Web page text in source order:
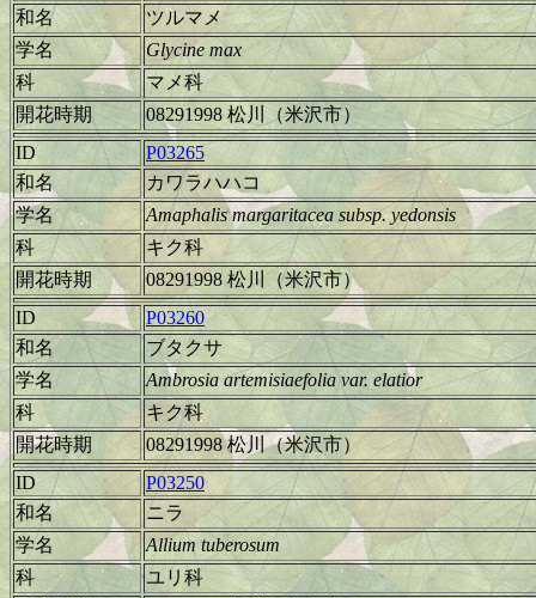
和名
ツルマメ
学名
Glycine max
科
マメ科
開花時期
08291998 松川（米沢市）
ID
P03265
和名
カワラハハコ
学名
Amaphalis margaritacea subsp. yedonsis
科
キク科
開花時期
08291998 松川（米沢市）
ID
P03260
和名
ブタクサ
学名
Ambrosia artemisiaefolia var. elatior
科
キク科
開花時期
08291998 松川（米沢市）
ID
P03250
和名
ニラ
学名
Allium tuberosum
科
ユリ科